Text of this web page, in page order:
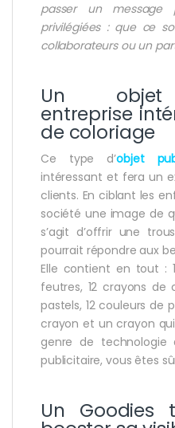
passer un message
privilégiées : que ce
collaborateurs ou un
Un objet
entreprise
de coloriage
Ce type d’objet
intéressant et fera un
clients. En ciblant les
société une image de
s’agit d’offrir une
pourrait répondre aux
Elle contient en tout :
feutres, 12 crayons de
pastels, 12 couleurs de
crayon et un crayon
genre de
publicitaire, vous êtes
Un Goodies